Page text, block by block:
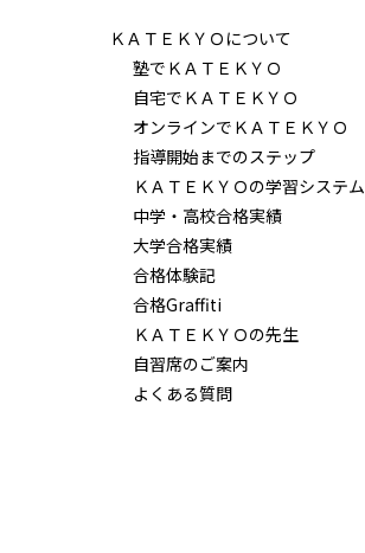
ＫＡＴＥＫＹＯについて
塾でＫＡＴＥＫＹＯ
自宅でＫＡＴＥＫＹＯ
オンラインでＫＡＴＥＫＹＯ
指導開始までのステップ
ＫＡＴＥＫＹＯの学習システム
中学・高校合格実績
大学合格実績
合格体験記
合格Graffiti
ＫＡＴＥＫＹＯの先生
自習席のご案内
よくある質問